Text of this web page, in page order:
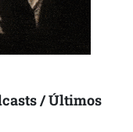
/ Últimos